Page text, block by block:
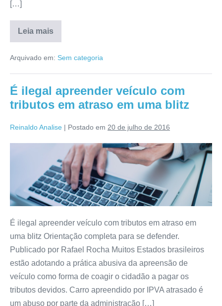
[…]
Leia mais
Arquivado em: Sem categoria
É ilegal apreender veículo com
tributos em atraso em uma blitz
Reinaldo Analise | Postado em 20 de julho de 2016
É ilegal apreender veículo com tributos em atraso em
uma blitz Orientação completa para se defender.
Publicado por Rafael Rocha Muitos Estados brasileiros
estão adotando a prática abusiva da apreensão de
veículo como forma de coagir o cidadão a pagar os
tributos devidos. Carro apreendido por IPVA atrasado é
um abuso por parte da administração […]